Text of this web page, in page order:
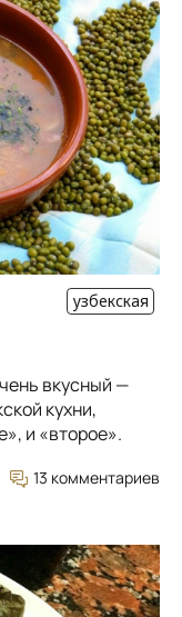
узбекская
вкусный —
кухни,
и «второе».
13 комментариев